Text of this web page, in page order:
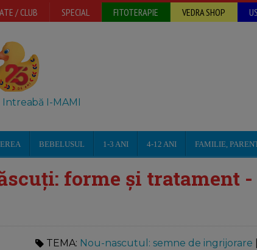
/ CLUB SPECIAL FITOTERAPIE VEDRA SHOP
Intreabă I-MAMI
BEBELUSUL 1-3 ANI 4-12 ANI FAMILIE,
forme și tratament
TEMA: Nou-nascutul: semne de ingrijorare